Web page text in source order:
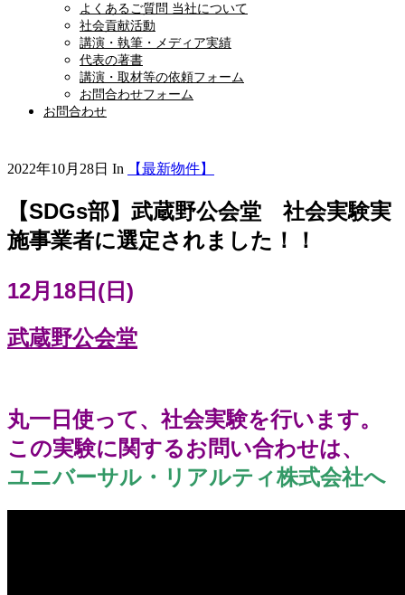
よくあるご質問 当社について
社会貢献活動
講演・執筆・メディア実績
代表の著書
講演・取材等の依頼フォーム
お問合わせフォーム
お問合わせ
2022年10月28日 In 【最新物件】
【SDGs部】武蔵野公会堂 社会実験実
施事業者に選定されました！！
12月18日(日)
武蔵野公会堂
丸一日使って、社会実験を行います。
この実験に関するお問い合わせは、
ユニバーサル・リアルティ株式会社へ